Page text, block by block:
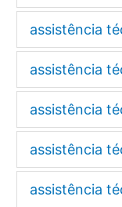
assistência
assistência
assistência
assistência
assistência